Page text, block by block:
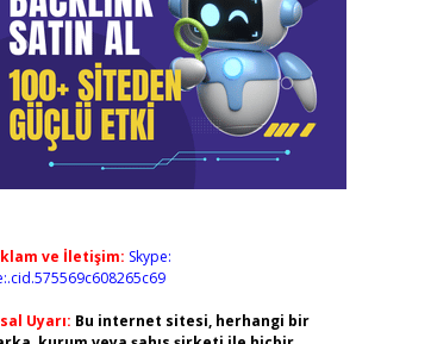
ve İletişim: Skype:
Uyarı: Bu internet sitesi, herhangi bir